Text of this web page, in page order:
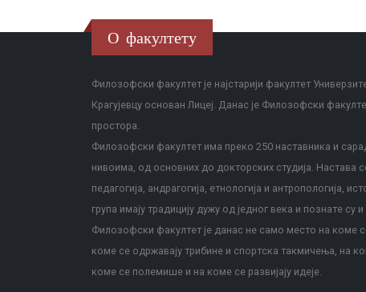
О факултету
Филозофски факултет је најстарији факултет
Крагујевцу основан Лицеј. Данас је Филозофски
простора.
Филозофски факултет има преко 250 наставника и
нивоима, од основних до докторских студија. Настава
педагогија, андрагогија, етнологија и антропологија,
група имају традицију дужу од једног века и познате су
Филозофски факултет је данас не само место на коме
коме се одржавају трибине и спортска такмичења, на
коме се полемише и на коме се развијају идеје.